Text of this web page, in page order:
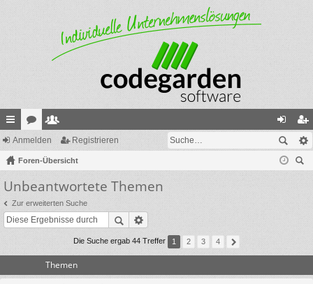
ch
ne
llz
ug
riff
or
en
itg
lie
de
r
n
m
eg
ist
Anmelden Registrieren
Foren-Übersicht
Unbeantwortete Themen
Zur erweiterten Suche
Die Suche ergab 44 Treffer 1 2 3 4
Themen